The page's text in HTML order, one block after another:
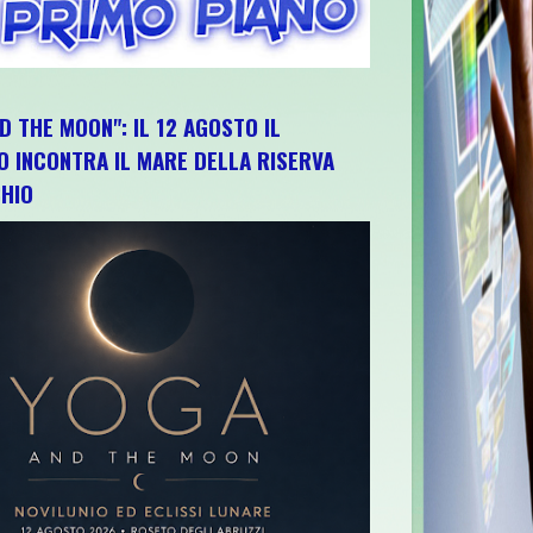
THE MOON": IL 12 AGOSTO IL
INCONTRA IL MARE DELLA RISERVA